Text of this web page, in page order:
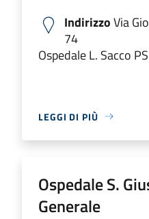
IndirizzoVia
74
Ospedale L. Sacco
LEGGI DI PIÙ
Ospedale S.
Generale